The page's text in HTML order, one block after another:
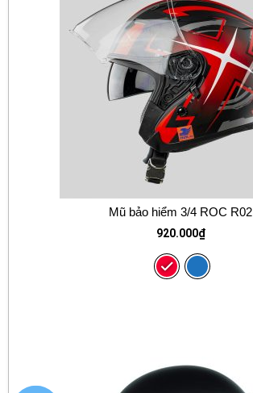
Mũ bảo hiểm 3/4 ROC R02
920.000₫